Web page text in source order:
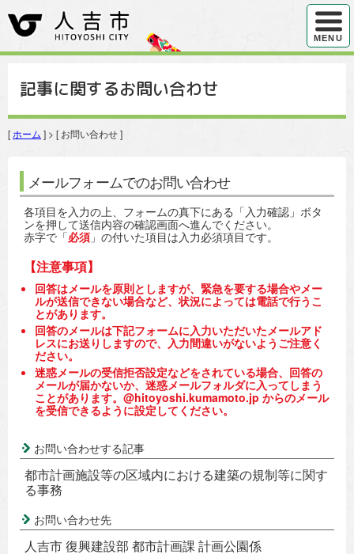
ハンバ
MENU
記事に関するお問い合わせ
[ ホーム ] > [ お問い合わせ ]
メールフォームでのお問い合わせ
各項目を入力の上、フォームの真下にある「入力確認」ボタ
ンを押して送信内容の確認画面へ進んでください。
赤字で「必須 」の付いた項目は入力必須項目です。
【注意事項】
回答はメールを原則としますが、緊急を要する場合やメー
ルが送信できない場合など、状況によっては電話で行うこ
とがあります。
回答のメールは下記フォームに入力いただいたメールアド
レスにお送りしますので、入力間違いがないようご注意く
ださい。
迷惑メールの受信拒否設定などをされている場合、回答の
メールが届かないか、迷惑メールフォルダに入ってしまう
ことがあります。@hitoyoshi.kumamoto.jp からのメール
を受信できるように設定してください。
お問い合わせする記事
都市計画施設等の区域内における建築の規制等に関す
る事務
お問い合わせ先
人吉市 復興建設部 都市計画課 計画公園係